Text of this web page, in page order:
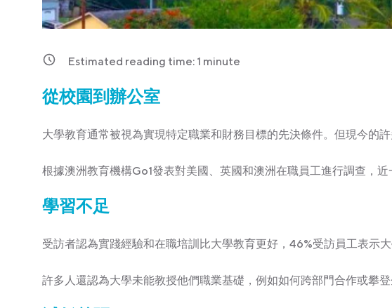
Estimated reading time: 1 minute
從校園到辦公室
大學教育通常被視為實現特定職業和財務目標的先決條件。但現今的許
根據澳洲教育機構Go1發表對美國、英國和澳洲在職員工進行調查，
學習不足
受訪者認為實踐經驗和在職培訓比大學教育更好，46%受訪員工表示大
許多人還認為大學未能教授他們職業基礎，例如如何跨部門合作或攀登